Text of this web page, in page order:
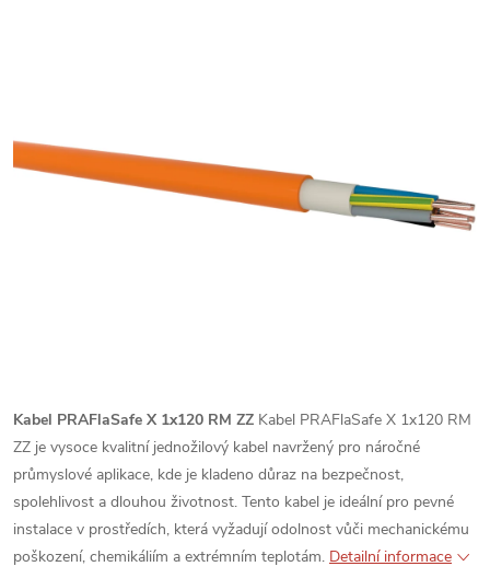
Kabel PRAFlaSafe X 1x120 RM ZZ Kabel PRAFlaSafe X 1x120 RM
ZZ je vysoce kvalitní jednožilový kabel navržený pro náročné
průmyslové aplikace, kde je kladeno důraz na bezpečnost,
spolehlivost a dlouhou životnost. Tento kabel je ideální pro pevné
instalace v prostředích, která vyžadují odolnost vůči mechanickému
poškození, chemikáliím a extrémním teplotám. Detailní informace